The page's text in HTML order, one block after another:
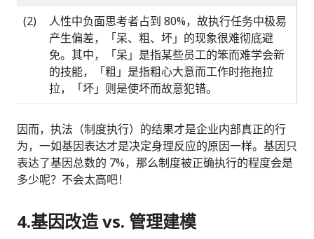
(2)
人性中负面思考者占到 80%，故执行任务中极易
产生偏差，「呆、粗、坏」的现象很难彻底避
免。其中，「呆」是指某些员工的笨而难学会新
的技能，「粗」是指粗心大意而工作时拖拖拉
拉，「坏」则是使坏而故意犯错。
因而，执法（制度执行）的结果才是企业内部真正的行
为，一如基因表达才是决定身理反应的原因一样。基因只
表达了基因总数的 7%，那么制度被正确执行的程度会是
多少呢？不会太高吧！
4.基因改造 vs. 管理建模